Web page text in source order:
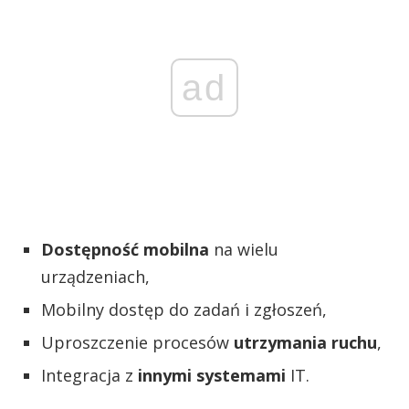
ad
Dostępność mobilna na wielu
urządzeniach,
Mobilny dostęp do zadań i zgłoszeń,
Uproszczenie procesów utrzymania ruchu,
Integracja z innymi systemami IT.